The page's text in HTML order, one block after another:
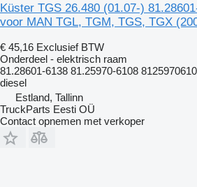
Küster TGS 26.480 (01.07-)
voor MAN TGL, TGM, TGS, TGX
€ 45,16 Exclusief BTW
Onderdeel - elektrisch raam
81.28601-6138 81.25970-6108
diesel
Estland, Tallinn
TruckParts Eesti OÜ
Contact opnemen met verkoper